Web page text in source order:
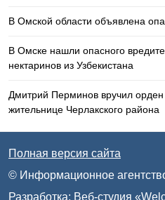
В Омской области объявлена
В Омске нашли опасного
нектаринов из Узбекистана
Дмитрий Перминов вручил
жительнице Черлакского района
Полная версия сайта
© Информационное
Разработка: Веб-студия